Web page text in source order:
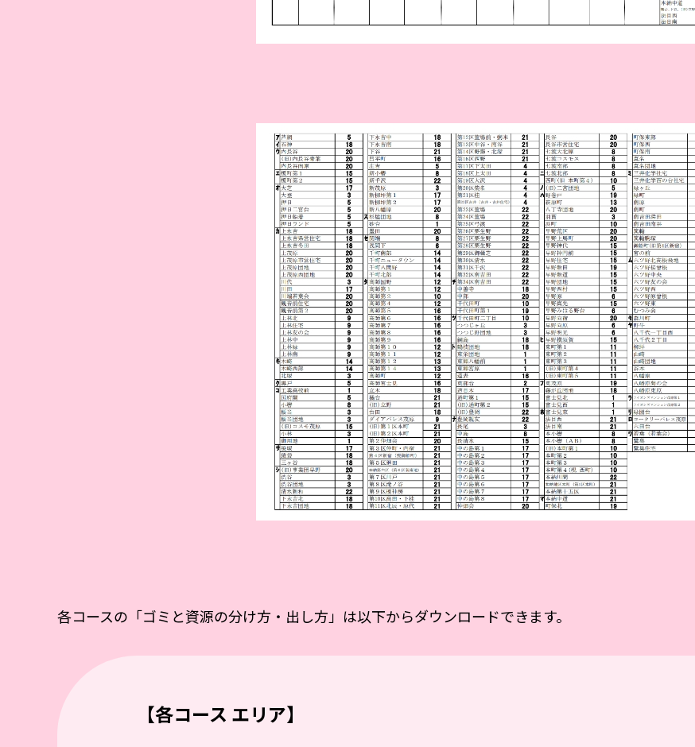
各コースの「ゴミと資源の分け方・出し方」は以下からダウンロードできます。
【各コース エリア】